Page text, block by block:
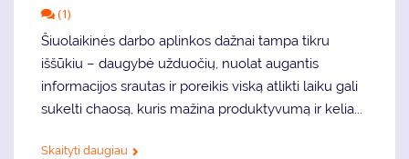
(1)
Šiuolaikinės darbo aplinkos dažnai tampa tikru
iššūkiu – daugybė užduočių, nuolat augantis
informacijos srautas ir poreikis viską atlikti laiku gali
sukelti chaosą, kuris mažina produktyvumą ir kelia...
Skaityti daugiau